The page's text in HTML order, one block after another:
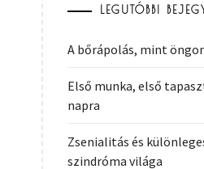
LEGUTÓBBI
A bőrápolás, mint
Első munka, első
napra
Zsenialitás és
szindróma világa